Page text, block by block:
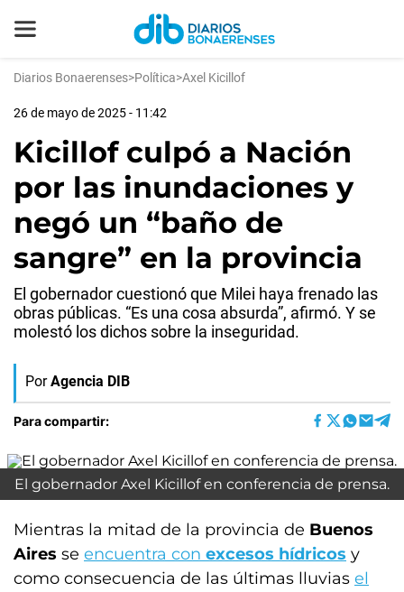
Diarios Bonaerenses>Política>Axel Kicillof
26 de mayo de 2025 - 11:42
Kicillof culpó a Nación
por las inundaciones y
negó un “baño de
sangre” en la provincia
El gobernador cuestionó que Milei haya frenado las
obras públicas. “Es una cosa absurda”, afirmó. Y se
molestó los dichos sobre la inseguridad.
Por Agencia DIB
Para compartir:
El gobernador Axel Kicillof en conferencia de prensa.
Mientras la mitad de la provincia de Buenos
Aires se encuentra con excesos hídricos y
como consecuencia de las últimas lluvias el